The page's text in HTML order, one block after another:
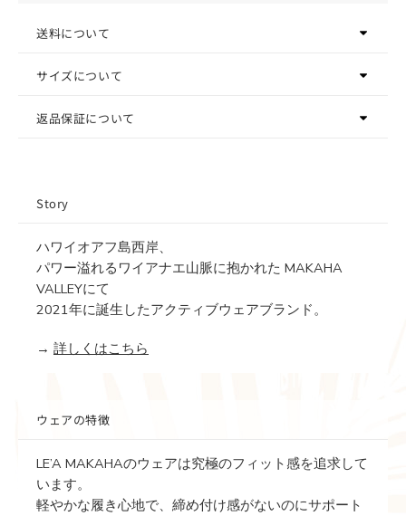
送料について
サイズについて
返品保証について
Story
ハワイオアフ島西岸、
パワー溢れるワイアナエ山脈に抱かれた MAKAHA
VALLEYにて
2021年に誕生したアクティブウェアブランド。
→ 詳しくはこちら
ウェアの特徴
LE’A MAKAHAのウェアは究極のフィット感を追求して
います。
軽やかな履き心地で、締め付け感がないのにサポート